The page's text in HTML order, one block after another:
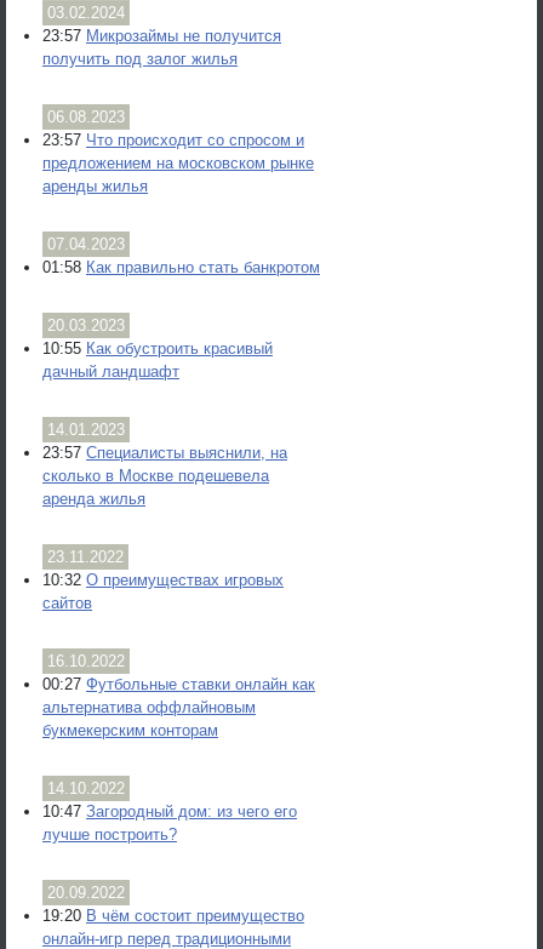
03.02.2024
23:57 Микрозаймы не получится
получить под залог жилья
06.08.2023
23:57 Что происходит со спросом и
предложением на московском рынке
аренды жилья
07.04.2023
01:58 Как правильно стать банкротом
20.03.2023
10:55 Как обустроить красивый
дачный ландшафт
14.01.2023
23:57 Специалисты выяснили, на
сколько в Москве подешевела
аренда жилья
23.11.2022
10:32 О преимуществах игровых
сайтов
16.10.2022
00:27 Футбольные ставки онлайн как
альтернатива оффлайновым
букмекерским конторам
14.10.2022
10:47 Загородный дом: из чего его
лучше построить?
20.09.2022
19:20 В чём состоит преимущество
онлайн-игр перед традиционными